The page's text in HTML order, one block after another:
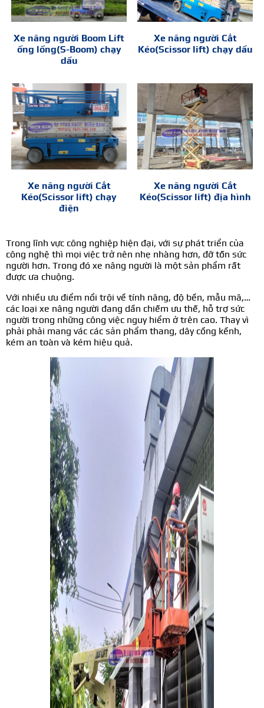
Xe nâng người Boom Lift
ống lồng(S-Boom) chạy
dầu
Xe nâng người Cắt
Kéo(Scissor lift) chạy dầu
Xe nâng người Cắt
Kéo(Scissor lift) chạy
điện
Xe nâng người Cắt
Kéo(Scissor lift) địa hình
Trong lĩnh vực công nghiệp hiện đại, với sự phát triển của
công nghệ thì mọi việc trở nên nhẹ nhàng hơn, đỡ tốn sức
người hơn. Trong đó xe nâng người là một sản phẩm rất
được ưa chuộng.
Với nhiều ưu điểm nổi trội về tính năng, độ bền, mẫu mã,…
các loại xe nâng người đang dần chiếm ưu thế, hỗ trợ sức
người trong những công việc nguy hiểm ở trên cao. Thay vì
phải phải mang vác các sản phẩm thang, dây cồng kềnh,
kém an toàn và kém hiệu quả.